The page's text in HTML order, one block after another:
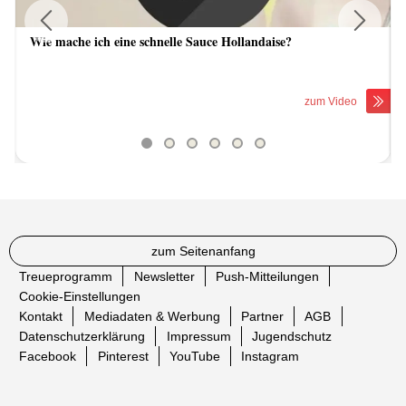
Wie mache ich eine schnelle Sauce Hollandaise?
zum Video
Previous
zum Seitenanfang
Treueprogramm
Newsletter
Push-Mitteilungen
Cookie-Einstellungen
Kontakt
Mediadaten & Werbung Partner
AGB
Datenschutzerklärung
Impressum
Jugendschutz
Facebook
Pinterest YouTube Instagram